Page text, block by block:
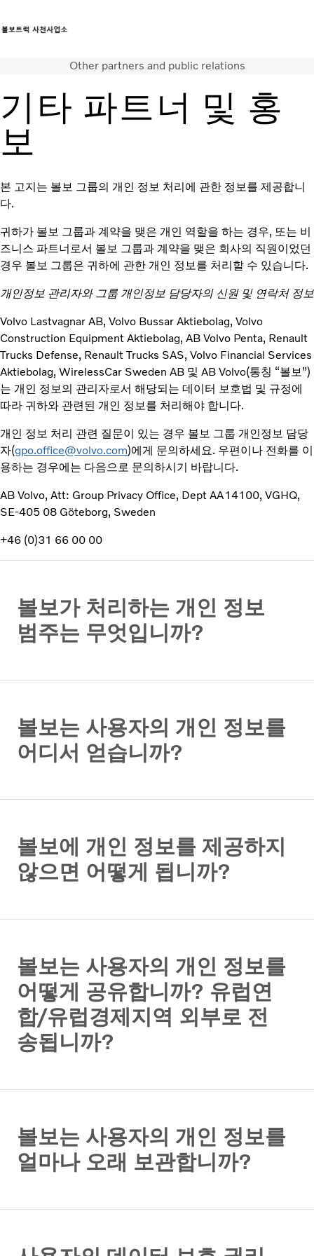
서비스
뉴스
연락처
Other partners and public relations
기타 파트너 및 홍
보
본 고지는 볼보 그룹의 개인 정보 처리에 관한 정보를 제공합니
다.
귀하가 볼보 그룹과 계약을 맺은 개인 역할을 하는 경우, 또는 비
즈니스 파트너로서 볼보 그룹과 계약을 맺은 회사의 직원이었던
경우 볼보 그룹은 귀하에 관한 개인 정보를 처리할 수 있습니다.
개인정보 관리자와 그룹 개인정보 담당자의 신원 및 연락처 정보
Volvo Lastvagnar AB, Volvo Bussar Aktiebolag, Volvo
Construction Equipment Aktiebolag, AB Volvo Penta, Renault
Trucks Defense, Renault Trucks SAS, Volvo Financial Services
Aktiebolag, WirelessCar Sweden AB 및 AB Volvo(통칭 “볼보”)
는 개인 정보의 관리자로서 해당되는 데이터 보호법 및 규정에
따라 귀하와 관련된 개인 정보를 처리해야 합니다.
개인 정보 처리 관련 질문이 있는 경우 볼보 그룹 개인정보 담당
자(gpo.office@volvo.com)에게 문의하세요. 우편이나 전화를 이
용하는 경우에는 다음으로 문의하시기 바랍니다.
AB Volvo, Att: Group Privacy Office, Dept AA14100, VGHQ,
SE-405 08 Göteborg, Sweden
+46 (0)31 66 00 00
볼보가 처리하는 개인 정보
범주는 무엇입니까?
볼보는 사용자의 개인 정보를
어디서 얻습니까?
볼보에 개인 정보를 제공하지
않으면 어떻게 됩니까?
볼보는 사용자의 개인 정보를
어떻게 공유합니까? 유럽연
합/유럽경제지역 외부로 전
송됩니까?
볼보는 사용자의 개인 정보를
얼마나 오래 보관합니까?